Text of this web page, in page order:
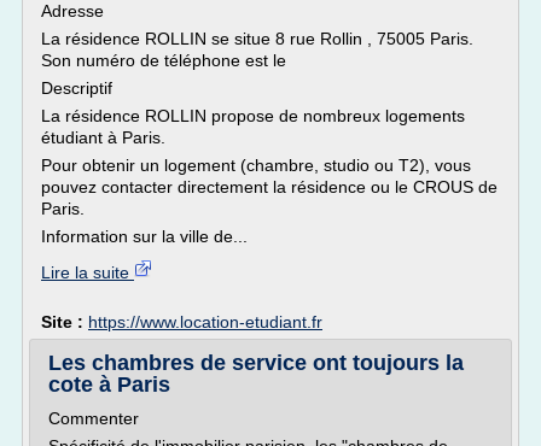
Adresse
La résidence ROLLIN se situe 8 rue Rollin , 75005 Paris.
Son numéro de téléphone est le
Descriptif
La résidence ROLLIN propose de nombreux logements
étudiant à Paris.
Pour obtenir un logement (chambre, studio ou T2), vous
pouvez contacter directement la résidence ou le CROUS de
Paris.
Information sur la ville de...
Lire la suite
Site : https://www.location-etudiant.fr
Les chambres de service ont toujours la
cote à Paris
Commenter